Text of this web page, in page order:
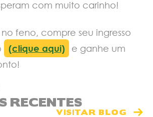
com muito carinho!
feno, compre seu ingresso
(clique aqui)
e ganhe um
RECENTES
VISITAR BLOG